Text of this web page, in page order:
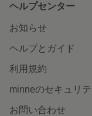
ヘルプセンター
お知らせ
ヘルプとガイド
利用規約
minneのセキュリテ
お問い合わせ